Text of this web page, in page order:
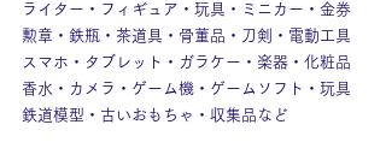
ライター・フィギュア・玩具・ミニカー・金券
勲章・鉄瓶・茶道具・骨董品・刀剣・電動工具
スマホ・タブレット・ガラケー・楽器・化粧品
香水・カメラ・ゲーム機・ゲームソフト・玩具
鉄道模型・古いおもちゃ・収集品など